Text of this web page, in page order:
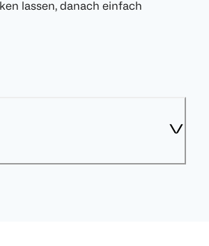
lassen, danach einfach